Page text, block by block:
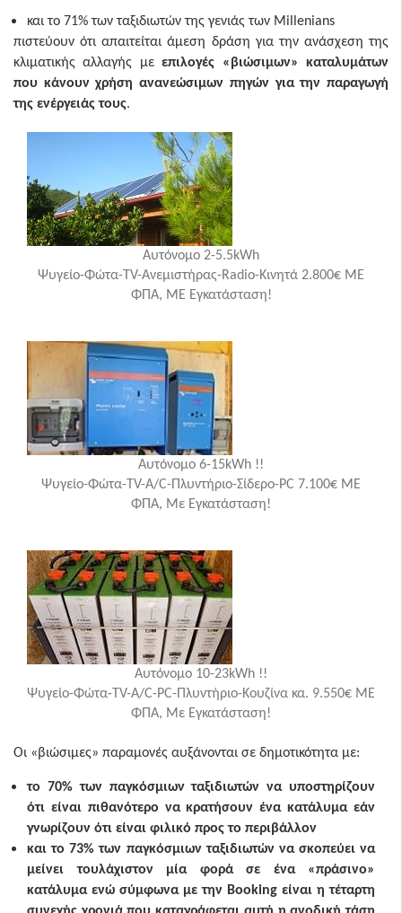
και το 71% των ταξιδιωτών της γενιάς των Millenians
πιστεύουν ότι απαιτείται άμεση δράση για την ανάσχεση της
κλιματικής αλλαγής μεεπιλογές «βιώσιμων» καταλυμάτων
που κάνουν χρήση ανανεώσιμων πηγών για την παραγωγή
της ενέργειάς τους.
Αυτόνομο 2-5.5kWh
Ψυγείο-Φώτα-TV-Ανεμιστήρας-Radio-Κινητά 2.800€ ME
ΦΠΑ, ΜΕ Εγκατάσταση!
Αυτόνομο 6-15kWh !!
Ψυγείο-Φώτα-TV-A/C-Πλυντήριο-Σίδερο-PC 7.100€ ΜΕ
ΦΠΑ, Με Εγκατάσταση!
Αυτόνομο 10-23kWh !!
Ψυγείο-Φώτα-TV-A/C-PC-Πλυντήριο-Κουζίνα κα. 9.550€ ΜΕ
ΦΠΑ, Με Εγκατάσταση!
Οι «βιώσιμες» παραμονές αυξάνονται σε δημοτικότητα με:
το 70% των παγκόσμιων ταξιδιωτών να υποστηρίζουν
ότι είναι πιθανότερο να κρατήσουν ένα κατάλυμα εάν
γνωρίζουν ότι είναι φιλικό προς το περιβάλλον
και το 73% των παγκόσμιων ταξιδιωτών να σκοπεύει να
μείνει τουλάχιστον μία φορά σε ένα «πράσινο»
κατάλυμα ενώ σύμφωνα με την Booking είναι η τέταρτη